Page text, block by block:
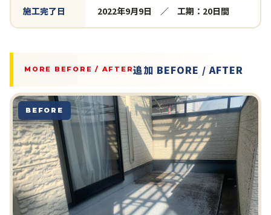
施工完了日 2022年9月9日 ／ 工期：20日間
MORE BEFORE / AFTER追加 BEFORE / AFTER
BEFORE